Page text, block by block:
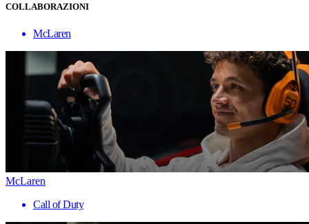
COLLABORAZIONI
McLaren
McLaren
Call of Duty